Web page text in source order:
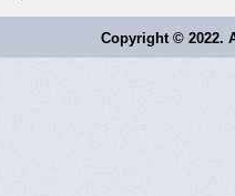
Copyright © 2022.